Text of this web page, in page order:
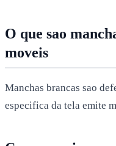
O que sao
moveis
Manchas brancas sao
especifica da tela emite